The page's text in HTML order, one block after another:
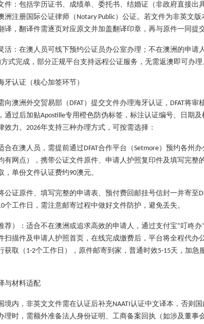
件：包括学历证书、成绩单、委托书、结婚证（非政府直接出
洲注册国际公证律师（ Notary Public）公证。若文件为非英文版
译，翻译件需逐页对应原文并加盖翻译印章，再与原件一同提
活：在澳人员可线下预约公证员办公室办理；不在澳洲的申请
式完成，部分正规平台支持远程公证服务，无需返澳即可办理
牙认证（核心加签环节）
向澳洲外交贸易部（ DFAT）提交文件办理海牙认证， DFAT将审
通过后加贴Apostille专用橙色防伪标签，标注认证编号、日期
效力。 2026年支持三种办理方式，可按需选择：
合在澳人员，需提前通过DFAT合作平台（Setmore）预约各州
有网点），携带公证文件原件、申请人护照复印件及填写完整
，单份文件认证费约90澳元。
公证原件、填写完整的申请表、预付费回邮挂号信封一并寄至
个工作日，需注意邮寄过程中做好文件防护，避免丢失。
荐）：适合不在澳洲或追求高效的申请人，通过支付宝“ 叮咚办
扫描件及申请人护照首页，在线完成缴费后，平台将全程代办
获取（1-2个工作日），原件邮寄到家，普通时效5-15天，加急
与材料适配
境内，非英文文件需在认证后补充NAATI认证中文译本，否则
理时，需额外准备法人身份证明、工商备案回执（如涉及董事